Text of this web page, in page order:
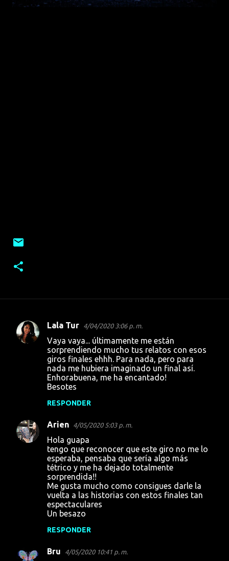
C
r
Lala Tur 4/04/2020 3:06 p. m.
Vaya vaya... últimamente me están
sorprendiendo mucho tus relatos con esos
giros finales ehhh. Para nada, pero para
nada me hubiera imaginado un final así.
Enhorabuena, me ha encantado!
Besotes
RESPONDER
Arien 4/05/2020 5:03 p. m.
Hola guapa
tengo que reconocer que este giro no me lo
esperaba, pensaba que sería algo más
tétrico y me ha dejado totalmente
sorprendida!!
Me gusta mucho como consigues darle la
vuelta a las historias con estos finales tan
espectaculares
Un besazo
RESPONDER
Bru 4/05/2020 10:41 p. m.